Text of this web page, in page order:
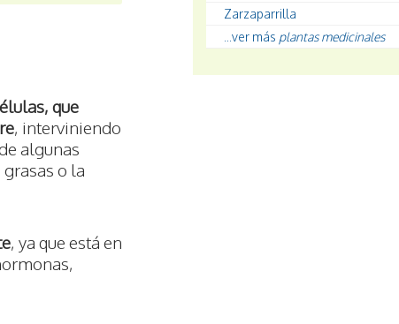
que
, interviniendo
algunas
o la
, ya que está en
Zarzaparrilla
...ver más plantas medicinales